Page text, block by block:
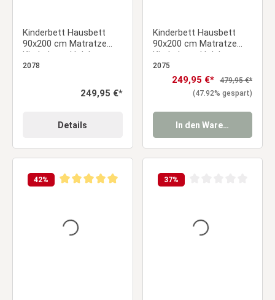
Kinderbett Hausbett
90x200 cm Matratze
Kinderhaus Holzbett
Natur Bettkasten
2078
Regulärer Preis:
249,95 €*
Details
Kinderbett Hausbett
90x200 cm Matratze
Kinderhaus Holzbett
Weiß Bettkasten
2075
Verkaufspreis:
249,95 €* Regulärer Preis:
479,95 €*
(47.92% gespart)
In den Warenkorb
42% 37%